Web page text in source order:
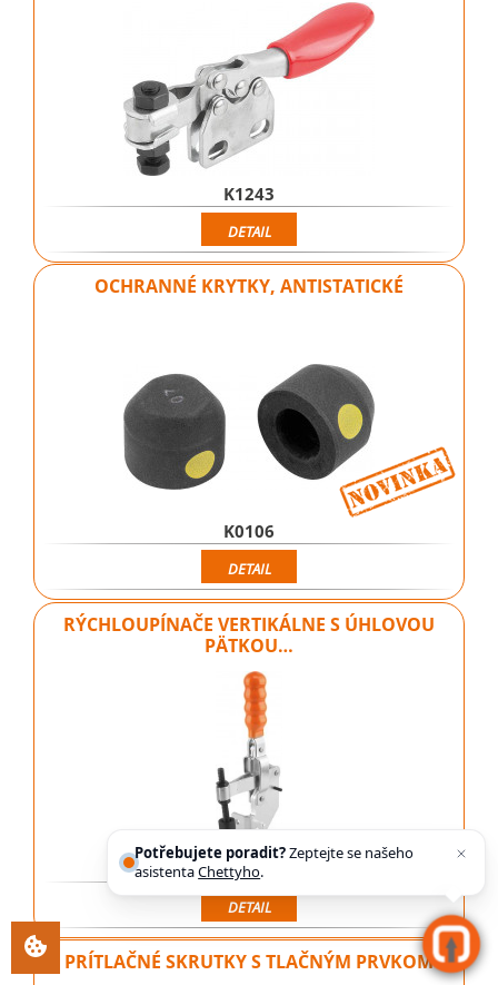
K1243
DETAIL
OCHRANNÉ KRYTKY, ANTISTATICKÉ
K0106
DETAIL
RÝCHLOUPÍNAČE VERTIKÁLNE S ÚHLOVOU
PÄTKOU…
K0063
DETAIL
PRÍTLAČNÉ SKRUTKY S TLAČNÝM PRVKOM
Potřebujete poradit?Zeptejte se našeho
asistentaChettyho.